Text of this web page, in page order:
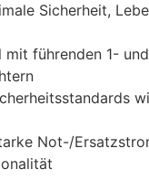
Sicherheit,
mit führenden 1-
Not-/